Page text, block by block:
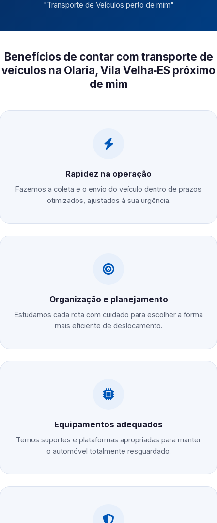
"Transporte de Veículos perto de mim"
Benefícios de contar com transporte de
veículos na Olaria, Vila Velha‑ES próximo
de mim
Rapidez na operação
Fazemos a coleta e o envio do veículo dentro de prazos
otimizados, ajustados à sua urgência.
Organização e planejamento
Estudamos cada rota com cuidado para escolher a forma
mais eficiente de deslocamento.
Equipamentos adequados
Temos suportes e plataformas apropriadas para manter
o automóvel totalmente resguardado.